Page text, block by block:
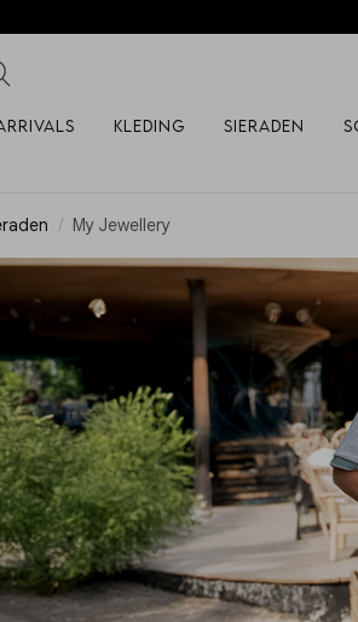
Kleding Sieraden
My Jewellery